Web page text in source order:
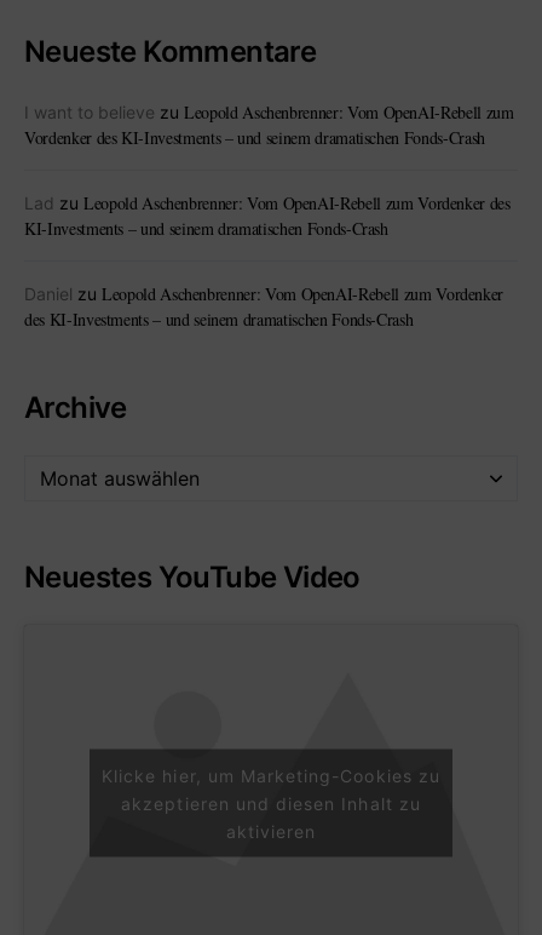
Neueste Kommentare
I want to believe zu Leopold Aschenbrenner: Vom OpenAI-Rebell zum
Vordenker des KI-Investments – und seinem dramatischen Fonds-Crash
Lad zu Leopold Aschenbrenner: Vom OpenAI-Rebell zum Vordenker des
KI-Investments – und seinem dramatischen Fonds-Crash
Daniel zu Leopold Aschenbrenner: Vom OpenAI-Rebell zum Vordenker
des KI-Investments – und seinem dramatischen Fonds-Crash
Archive
Neuestes YouTube Video
Klicke hier, um Marketing-Cookies zu
akzeptieren und diesen Inhalt zu
aktivieren